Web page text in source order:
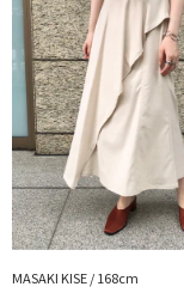
MASAKI KISE / 168cm